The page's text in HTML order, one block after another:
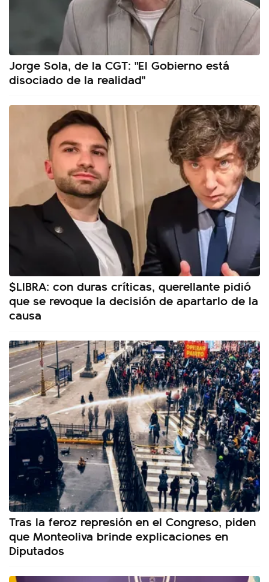
Jorge Sola, de la CGT: "El Gobierno está
disociado de la realidad"
$LIBRA: con duras críticas, querellante pidió
que se revoque la decisión de apartarlo de la
causa
Tras la feroz represión en el Congreso, piden
que Monteoliva brinde explicaciones en
Diputados